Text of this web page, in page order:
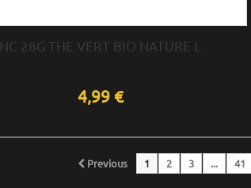
NC 28G THE VERT BIO NATURE L
4,99 €
Previous 1 2 3 ... 41